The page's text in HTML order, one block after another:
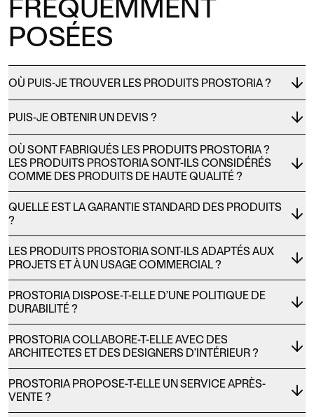
FRÉQUEMMENT
POSÉES
OÙ PUIS-JE TROUVER LES PRODUITS PROSTORIA ?
PUIS-JE OBTENIR UN DEVIS ?
OÙ SONT FABRIQUÉS LES PRODUITS PROSTORIA ?
LES PRODUITS PROSTORIA SONT-ILS CONSIDÉRÉS
COMME DES PRODUITS DE HAUTE QUALITÉ ?
QUELLE EST LA GARANTIE STANDARD DES PRODUITS
?
LES PRODUITS PROSTORIA SONT-ILS ADAPTÉS AUX
PROJETS ET À UN USAGE COMMERCIAL ?
PROSTORIA DISPOSE-T-ELLE D’UNE POLITIQUE DE
DURABILITÉ ?
PROSTORIA COLLABORE-T-ELLE AVEC DES
ARCHITECTES ET DES DESIGNERS D’INTÉRIEUR ?
PROSTORIA PROPOSE-T-ELLE UN SERVICE APRÈS-
VENTE ?